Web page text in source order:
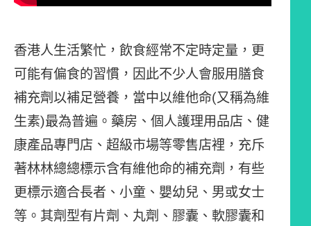
香港人生活繁忙，飲食經常不定時定量，更
可能有偏食的習慣，因此不少人會服用膳食
補充劑以補足營養，當中以維他命(又稱為維
生素)最為普遍。藥房、個人護理用品店、健
康產品專門店、超級市場等零售店裡，充斥
著林林總總標示含有維他命的補充劑，有些
更標示適合長者、小童、嬰幼兒、男或女士
等。其劑型有片劑、丸劑、膠囊、軟膠囊和